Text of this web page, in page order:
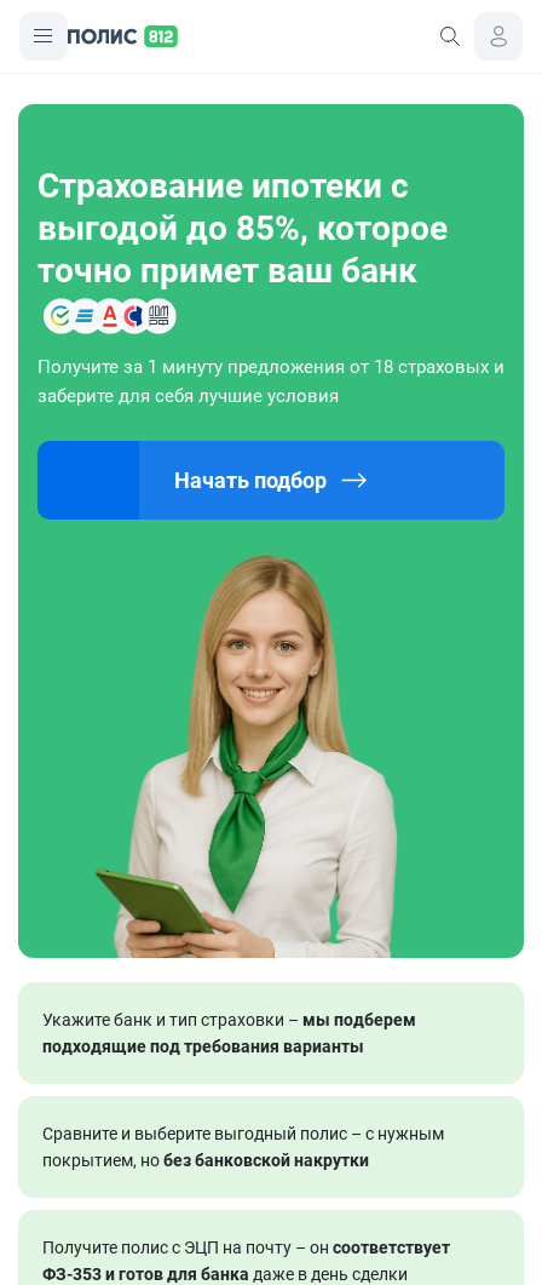
Страхование ипотеки с
выгодой до 85%, которое
точно примет ваш банк
Получите за 1 минуту предложения от 18 страховых и
заберите для себя лучшие условия
Начать подбор
Укажите банк и тип страховки – мы подберем
подходящие под требования варианты
Сравните и выберите выгодный полис – с нужным
покрытием, нобез банковской накрутки
Получите полис с ЭЦП на почту – он соответствует
ФЗ‑353 и готов для банка даже в день сделки